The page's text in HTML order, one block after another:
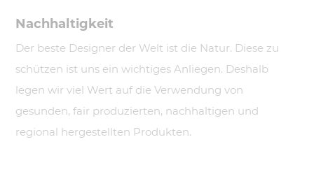
Nachhaltigkeit
Der beste Designer der Welt ist die Natur. Diese zu
schützen ist uns ein wichtiges Anliegen. Deshalb
legen wir viel Wert auf die Verwendung von
gesunden, fair produzierten, nachhaltigen und
regional hergestellten Produkten.